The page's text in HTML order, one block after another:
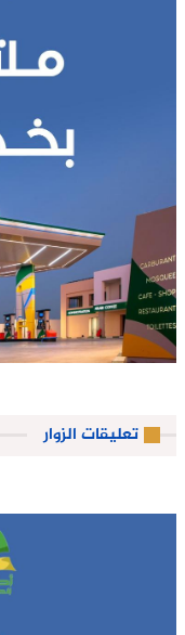
تعليقات الزوار